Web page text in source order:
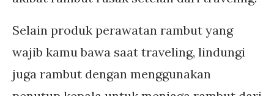
Selain produk perawatan rambut yang
wajib kamu bawa saat traveling, lindungi
juga rambut dengan menggunakan